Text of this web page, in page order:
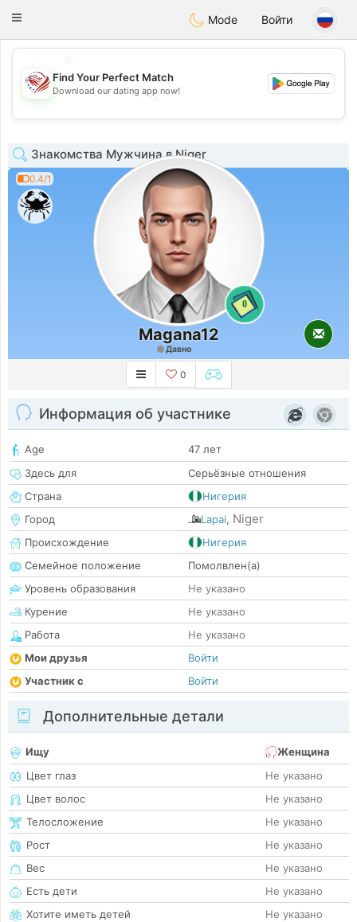
Dating
Toggle
Mode Войти
💕
💕
Find Your Perfect Match
Download our dating app now!
Знакомства Мужчина в Niger
0.4/1
0
Magana12
Давно
0
Информация об участнике
Age
47 лет
Здесь для
Серьёзные отношения
Страна
Нигерия
Город
Lapai, Niger
Происхождение
Нигерия
Семейное положение
Помолвлен(а)
Уровень образования
Не указано
Курение
Не указано
Работа
Не указано
Мои друзья
Войти
Участник с
Войти
Дополнительные детали
Ищу
Женщина
Цвет глаз
Не указано
Цвет волос
Не указано
Телосложение
Не указано
Рост
Не указано
Вес
Не указано
Есть дети
Не указано
Хотите иметь детей
Не указано